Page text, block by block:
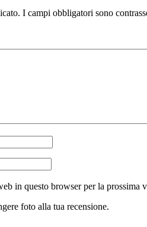
I campi obbligatori sono
in questo browser per la prossima
foto alla tua recensione.